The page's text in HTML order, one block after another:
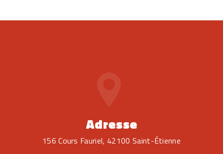
Adresse
156 Cours Fauriel, 42100 Saint-Étienne